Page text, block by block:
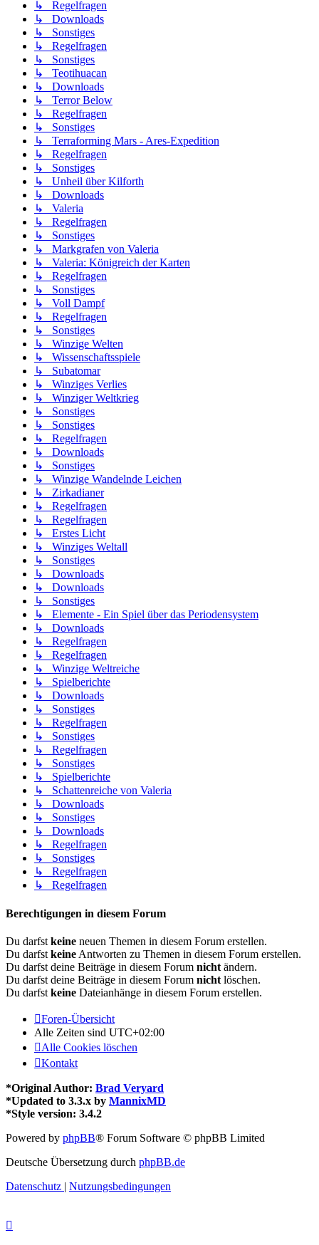
↳ Regelfragen
↳ Downloads
↳ Sonstiges
↳ Regelfragen
↳ Sonstiges
↳ Teotihuacan
↳ Downloads
↳ Terror Below
↳ Regelfragen
↳ Sonstiges
↳ Terraforming Mars - Ares-Expedition
↳ Regelfragen
↳ Sonstiges
↳ Unheil über Kilforth
↳ Downloads
↳ Valeria
↳ Regelfragen
↳ Sonstiges
↳ Markgrafen von Valeria
↳ Valeria: Königreich der Karten
↳ Regelfragen
↳ Sonstiges
↳ Voll Dampf
↳ Regelfragen
↳ Sonstiges
↳ Winzige Welten
↳ Wissenschaftsspiele
↳ Subatomar
↳ Winziges Verlies
↳ Winziger Weltkrieg
↳ Sonstiges
↳ Sonstiges
↳ Regelfragen
↳ Downloads
↳ Sonstiges
↳ Winzige Wandelnde Leichen
↳ Zirkadianer
↳ Regelfragen
↳ Regelfragen
↳ Erstes Licht
↳ Winziges Weltall
↳ Sonstiges
↳ Downloads
↳ Downloads
↳ Sonstiges
↳ Elemente - Ein Spiel über das Periodensystem
↳ Downloads
↳ Regelfragen
↳ Regelfragen
↳ Winzige Weltreiche
↳ Spielberichte
↳ Downloads
↳ Sonstiges
↳ Regelfragen
↳ Sonstiges
↳ Regelfragen
↳ Sonstiges
↳ Spielberichte
↳ Schattenreiche von Valeria
↳ Downloads
↳ Sonstiges
↳ Downloads
↳ Regelfragen
↳ Sonstiges
↳ Regelfragen
↳ Regelfragen
Berechtigungen in diesem Forum
Du darfst keine neuen Themen in diesem Forum erstellen.
Du darfst keine Antworten zu Themen in diesem Forum erstellen.
Du darfst deine Beiträge in diesem Forum nicht ändern.
Du darfst deine Beiträge in diesem Forum nicht löschen.
Du darfst keine Dateianhänge in diesem Forum erstellen.
Foren-Übersicht
Alle Zeiten sind UTC+02:00
Alle Cookies löschen
Kontakt
*Original Author: Brad Veryard
*Updated to 3.3.x by MannixMD
*Style version: 3.4.2
Powered by phpBB® Forum Software © phpBB Limited
Deutsche Übersetzung durch phpBB.de
Datenschutz | Nutzungsbedingungen